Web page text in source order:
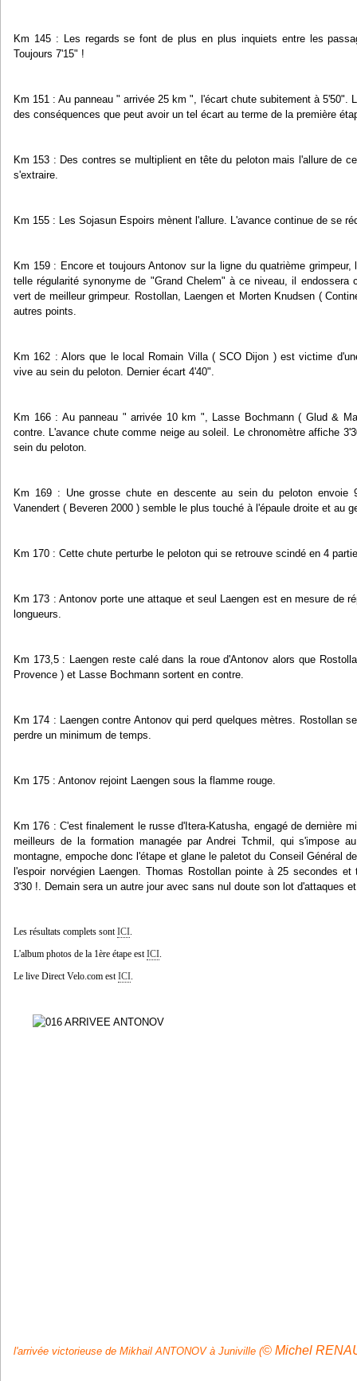
Km 145 : Les regards se font de plus en plus inquiets entre les
Toujours 7'15" !
Km 151 : Au panneau " arrivée 25 km ", l'écart chute subitement à 5'50".
des conséquences que peut avoir un tel écart au terme de la première
Km 153 : Des contres se multiplient en tête du peloton mais l'allure de
s'extraire.
Km 155 : Les Sojasun Espoirs mènent l'allure. L'avance continue de se
Km 159 : Encore et toujours Antonov sur la ligne du quatrième
telle régularité synonyme de "Grand Chelem" à ce niveau, il
vert de meilleur grimpeur. Rostollan, Laengen et Morten Knudsen (
autres points.
Km 162 : Alors que le local Romain Villa ( SCO Dijon ) est victime
vive au sein du peloton. Dernier écart 4'40".
Km 166 : Au panneau " arrivée 10 km ", Lasse Bochmann ( Glud &
contre. L'avance chute comme neige au soleil. Le chronomètre affiche
sein du peloton.
Km 169 : Une grosse chute en descente au sein du peloton envoie
Vanendert ( Beveren 2000 ) semble le plus touché à l'épaule droite et au
Km 170 : Cette chute perturbe le peloton qui se retrouve scindé en 4
Km 173 : Antonov porte une attaque et seul Laengen est en mesure de
longueurs.
Km 173,5 : Laengen reste calé dans la roue d'Antonov alors que
Provence ) et Lasse Bochmann sortent en contre.
Km 174 : Laengen contre Antonov qui perd quelques mètres. Rostollan
perdre un minimum de temps.
Km 175 : Antonov rejoint Laengen sous la flamme rouge.
Km 176 : C'est finalement le russe d'Itera-Katusha, engagé de dernière
meilleurs de la formation managée par Andrei Tchmil, qui s'impose
montagne, empoche donc l'étape et glane le paletot du Conseil Général
l'espoir norvégien Laengen. Thomas Rostollan pointe à 25 secondes
3'30 !. Demain sera un autre jour avec sans nul doute son lot d'attaques
Les résultats complets sontICI.
L'album photos de la 1ère étape estICI.
Le live Direct Velo.com estICI.
l'arrivée victorieuse de Mikhail ANTONOV à Juniville (© Michel